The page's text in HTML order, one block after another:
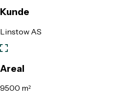
Kunde
Linstow AS
Areal
9500 m²